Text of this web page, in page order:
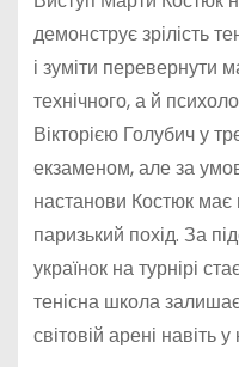
демонструє зрілість
і зуміти перевернути
технічного, а й
Вікторією Голубич у
екзаменом, але за
настанови Костюк має
паризький похід. За
українок на турнірі
тенісна школа
світовій арені навіть